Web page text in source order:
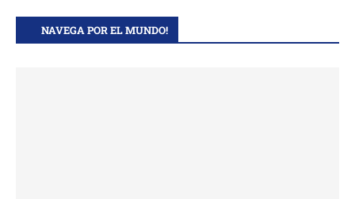
NAVEGA POR EL MUNDO!